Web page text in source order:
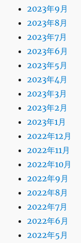
2023年9月
2023年8月
2023年7月
2023年6月
2023年5月
2023年4月
2023年3月
2023年2月
2023年1月
2022年12月
2022年11月
2022年10月
2022年9月
2022年8月
2022年7月
2022年6月
2022年5月